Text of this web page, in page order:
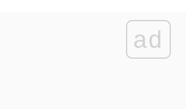
ad